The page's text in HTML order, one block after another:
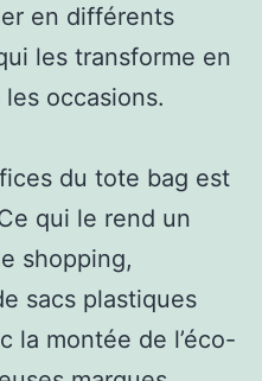
en différents
les transforme en
occasions.
du tote bag est
qui le rend un
shopping,
sacs plastiques
la montée de l’éco-